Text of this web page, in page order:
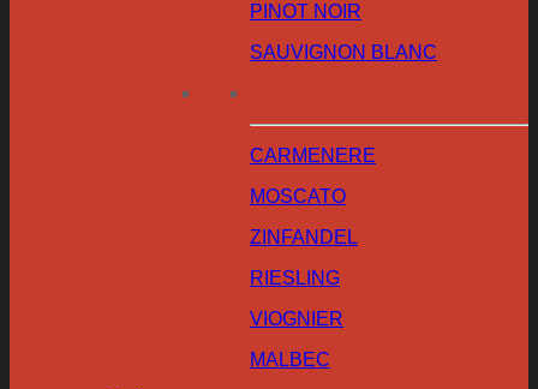
PINOT NOIR
SAUVIGNON BLANC
CARMENERE
MOSCATO
ZINFANDEL
RIESLING
VIOGNIER
MALBEC